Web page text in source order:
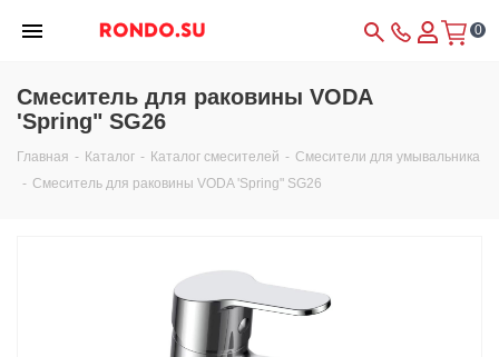
0
Смеситель для раковины VODA
'Spring" SG26
Главная - Каталог - Каталог смесителей - Смесители для умывальника
- Смеситель для раковины VODA 'Spring" SG26